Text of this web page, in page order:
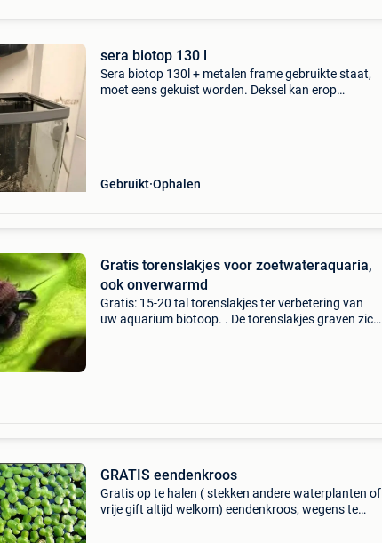
sera biotop 130 l
Sera biotop 130l + metalen frame gebruikte staat,
moet eens gekuist worden. Deksel kan erop
Gebruikt Ophalen
Gratis torenslakjes voor zoetwateraquaria,
ook onverwarmd
Gratis: 15-20 tal torenslakjes ter verbetering van
uw aquarium biotoop. . De torenslakjes graven zich
GRATIS eendenkroos
Gratis op te halen ( stekken andere waterplanten of
vrije gift altijd welkom) eendenkroos, wegens te